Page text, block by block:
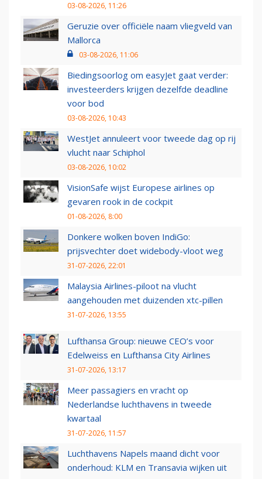
03-08-2026, 11:26
Geruzie over officiële naam vliegveld van
Mallorca
03-08-2026, 11:06
Biedingsoorlog om easyJet gaat verder:
investeerders krijgen dezelfde deadline
voor bod
03-08-2026, 10:43
WestJet annuleert voor tweede dag op rij
vlucht naar Schiphol
03-08-2026, 10:02
VisionSafe wijst Europese airlines op
gevaren rook in de cockpit
01-08-2026, 8:00
Donkere wolken boven IndiGo:
prijsvechter doet widebody-vloot weg
31-07-2026, 22:01
Malaysia Airlines-piloot na vlucht
aangehouden met duizenden xtc-pillen
31-07-2026, 13:55
Lufthansa Group: nieuwe CEO’s voor
Edelweiss en Lufthansa City Airlines
31-07-2026, 13:17
Meer passagiers en vracht op
Nederlandse luchthavens in tweede
kwartaal
31-07-2026, 11:57
Luchthavens Napels maand dicht voor
onderhoud: KLM en Transavia wijken uit